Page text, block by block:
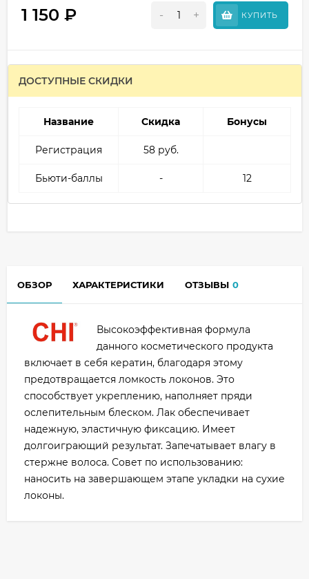
1 150 ₽ - + КУПИТЬ
ДОСТУПНЫЕ СКИДКИ
Название Скидка Бонусы
Регистрация 58 руб.
Бьюти-баллы - 12
ОБЗОР ХАРАКТЕРИСТИКИ ОТЗЫВЫ 0
Высокоэффективная формула
данного косметического продукта
включает в себя кератин, благодаря этому
предотвращается ломкость локонов. Это
способствует укреплению, наполняет пряди
ослепительным блеском. Лак обеспечивает
надежную, эластичную фиксацию. Имеет
долгоиграющий результат. Запечатывает влагу в
стержне волоса. Совет по использованию:
наносить на завершающем этапе укладки на сухие
локоны.